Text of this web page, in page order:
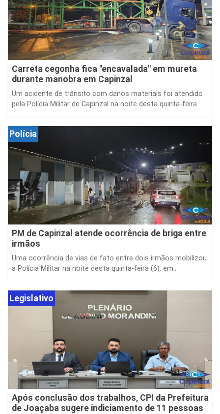
Carreta cegonha fica "encavalada" em mureta
durante manobra em Capinzal
Um acidente de trânsito com danos materiais foi atendido
pela Polícia Militar de Capinzal na noite desta quinta-feira...
Polícia
PM de Capinzal atende ocorrência de briga entre
irmãos
Uma ocorrência de vias de fato entre dois irmãos mobilizou
a Polícia Militar na noite desta quinta-feira (6), em...
Legislativo
Após conclusão dos trabalhos, CPI da Prefeitura
de Joaçaba sugere indiciamento de 11 pessoas